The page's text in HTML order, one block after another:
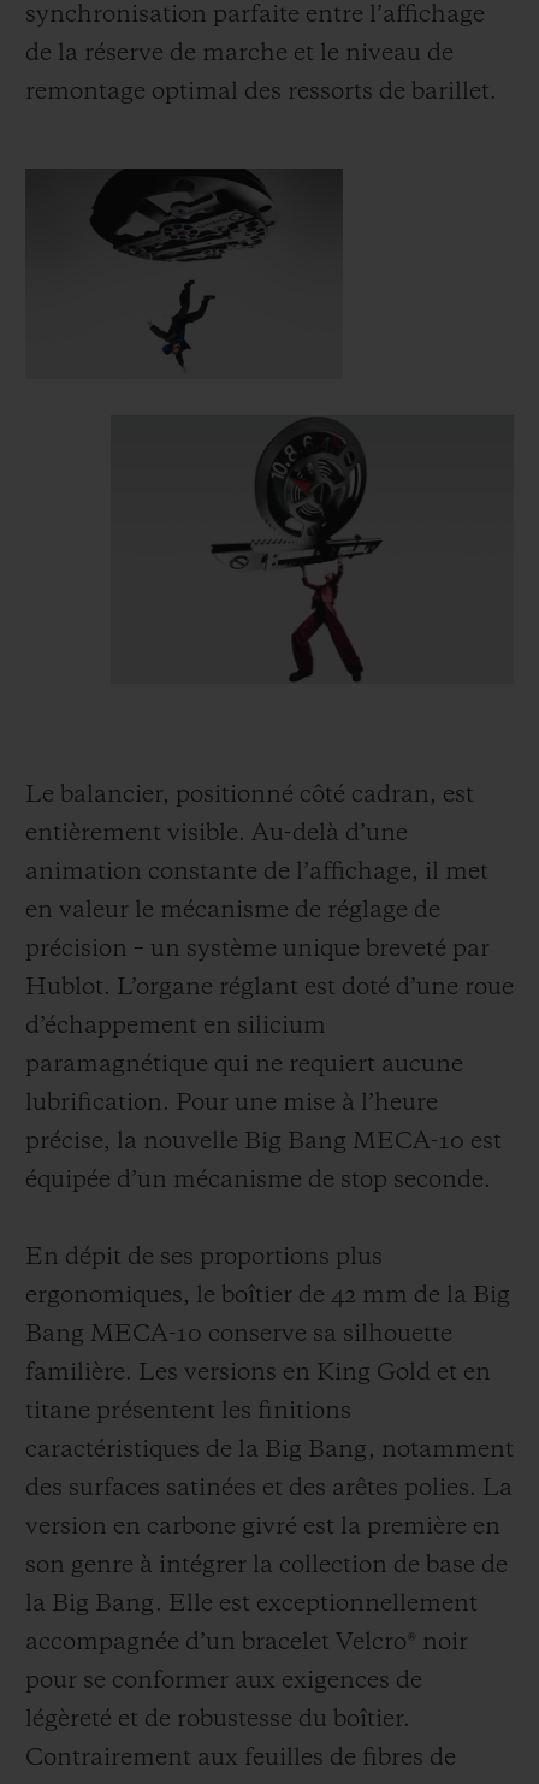
synchronisation parfaite entre l’affichage
de la réserve de marche et le niveau de
remontage optimal des ressorts de barillet.
Le balancier, positionné côté cadran, est
entièrement visible. Au-delà d’une
animation constante de l’affichage, il met
en valeur le mécanisme de réglage de
précision – un système unique breveté par
Hublot. L’organe réglant est doté d’une roue
d’échappement en silicium
paramagnétique qui ne requiert aucune
lubrification. Pour une mise à l’heure
précise, la nouvelle Big Bang MECA-10 est
équipée d’un mécanisme de stop seconde.
En dépit de ses proportions plus
ergonomiques, le boîtier de 42 mm de la Big
Bang MECA-10 conserve sa silhouette
familière. Les versions en King Gold et en
titane présentent les finitions
caractéristiques de la Big Bang, notamment
des surfaces satinées et des arêtes polies. La
version en carbone givré est la première en
son genre à intégrer la collection de base de
la Big Bang. Elle est exceptionnellement
accompagnée d’un bracelet Velcro® noir
pour se conformer aux exigences de
légèreté et de robustesse du boîtier.
Contrairement aux feuilles de fibres de